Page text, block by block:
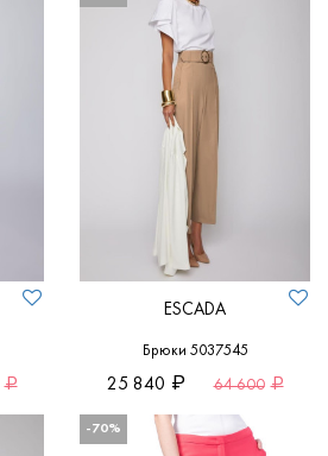
ESCADA
Брюки 5037545
25 840 64 600
-70%